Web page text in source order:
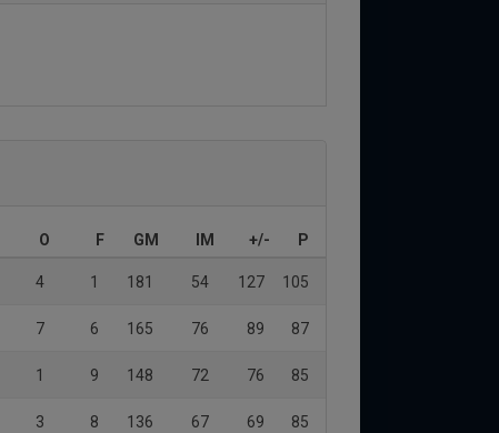
O F GM IM +/- P
4 1 181 54 127 105
7 6 165 76 89 87
1 9 148 72 76 85
3 8 136 67 69 85